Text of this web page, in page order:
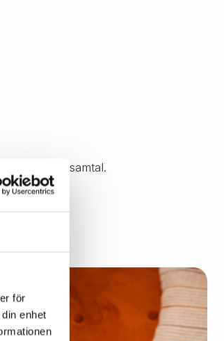
för
enhet
ett första samtal.